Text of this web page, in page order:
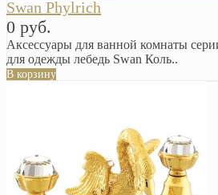
Swan Phylrich
0 руб.
Аксессуары для ванной комнаты
для одежды лебедь Swan Коль..
В корзину